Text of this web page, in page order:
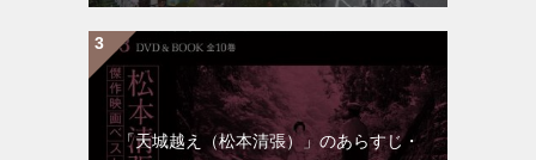
「天城越え（松本清張）」のあらすじ・